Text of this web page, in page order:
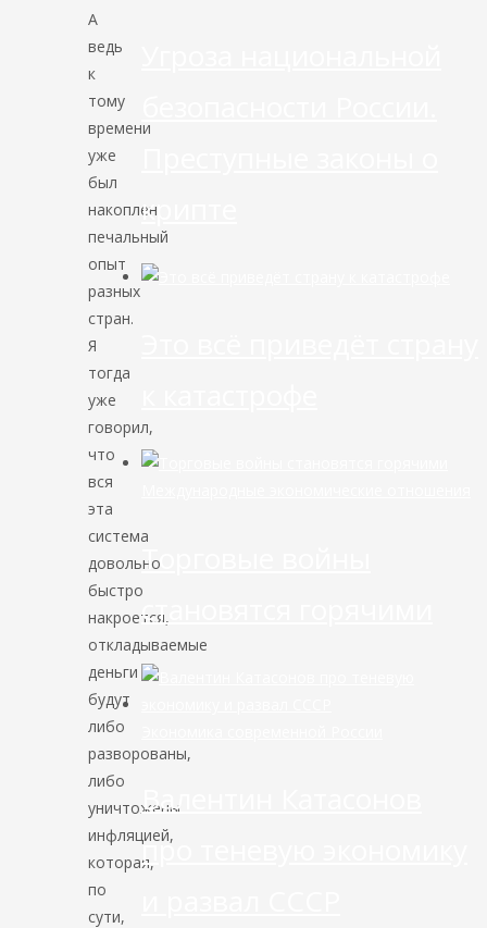
А
ведь
к
тому
времени
уже
был
накоплен
печальный
опыт
разных
стран.
Я
тогда
уже
говорил,
что
вся
эта
система
довольно
быстро
накроется,
откладываемые
деньги
будут
либо
разворованы,
либо
уничтожены
инфляцией,
которая,
по
сути,
крипте
Торговые войны
становятся горячими
Валентин Катасонов
про теневую экономику